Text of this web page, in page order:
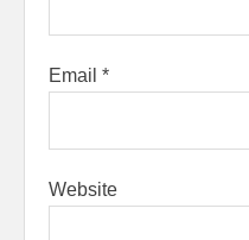
Email *
Website